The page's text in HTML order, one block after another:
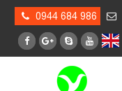
0944 684 986